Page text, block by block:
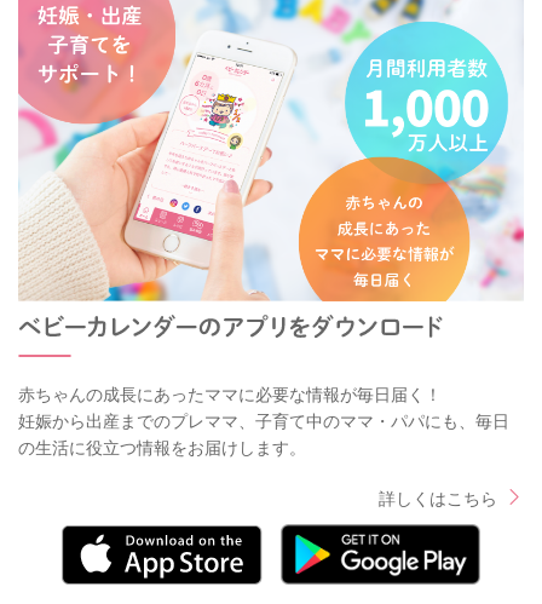
赤ちゃんの成長にあったママに必要な情報が毎日届く！
妊娠から出産までのプレママ、子育て中のママ・パパにも、毎日
の生活に役立つ情報をお届けします。
詳しくはこちら